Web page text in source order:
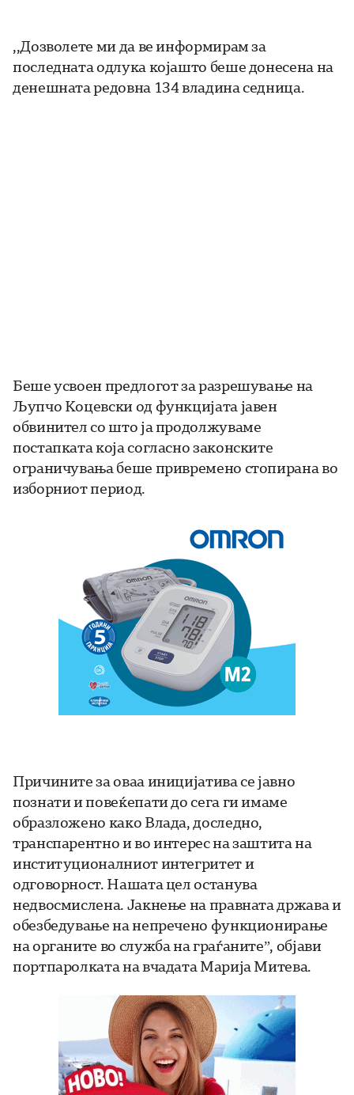
,,Дозволете ми да ве информирам за
последната одлука којашто беше донесена на
денешната редовна 134 владина седница.
Беше усвоен предлогот за разрешување на
Љупчо Коцевски од функцијата јавен
обвинител со што ја продолжуваме
постапката која согласно законските
ограничувања беше привремено стопирана во
изборниот период.
Причините за оваа иницијатива се јавно
познати и повеќепати до сега ги имаме
образложено како Влада, доследно,
транспарентно и во интерес на заштита на
институционалниот интегритет и
одговорност. Нашата цел останува
недвосмислена. Јакнење на правната држава и
обезбедување на непречено функционирање
на органите во служба на граѓаните”, објави
портпаролката на вчадата Марија Митева.